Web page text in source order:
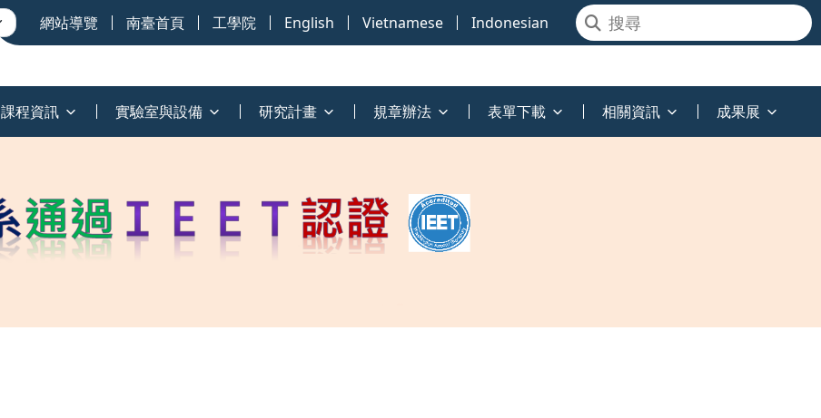
網站導覽 南臺首頁 工學院 English Vietnamese Indonesian
課程資訊 實驗室與設備 研究計畫 規章辦法 表單下載 相關資訊 成果展